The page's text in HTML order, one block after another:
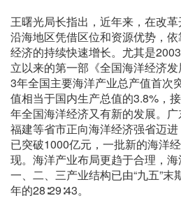
王曙光局长指出，近年来，在改
沿海地区凭借区位和资源优势，
经济的持续快速增长。尤其是
立以来的第一部《全国海洋经济
3年全国主要海洋产业总产值首次
值相当于国内生产总值的3.8%，
年全国海洋经济又有新的发展。广
福建等省市正向海洋经济强省迈
已突破1000亿元，一批新的海洋
现。海洋产业布局更趋于合理，海
一、二、三产业结构已由“九五”末
年的28∶29∶43。